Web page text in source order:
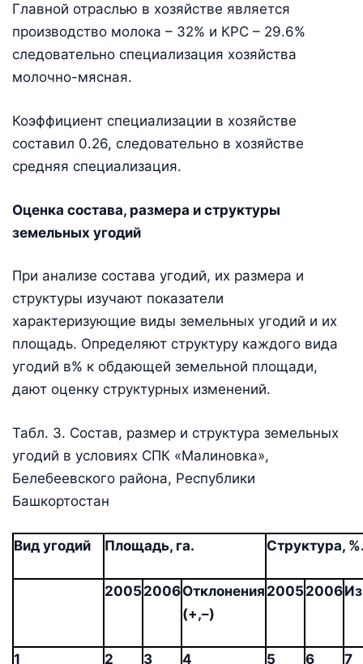
Главной отраслью в хозяйстве является
производство молока – 32% и КРС – 29.6%
следовательно специализация хозяйства
молочно-мясная.
Коэффициент специализации в хозяйстве
составил 0.26, следовательно в хозяйстве
средняя специализация.
Оценка состава, размера и структуры
земельных угодий
При анализе состава угодий, их размера и
структуры изучают показатели
характеризующие виды земельных угодий и их
площадь. Определяют структуру каждого вида
угодий в% к обдающей земельной площади,
дают оценку структурных изменений.
Табл. 3. Состав, размер и структура земельных
угодий в условиях СПК «Малиновка»,
Белебеевского района, Республики
Башкортостан
Вид угодий Площадь, га. Структура,
2005 2006Отклонения
(+,–)
2005 2006
1 2 3 4 5 6 7